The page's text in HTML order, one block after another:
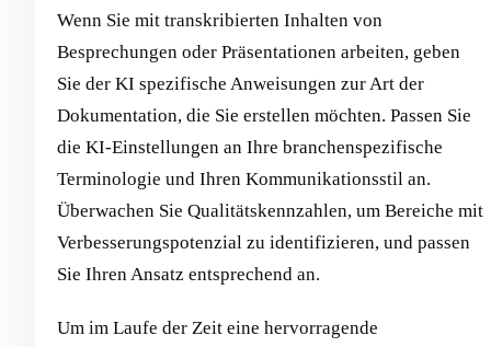
Wenn Sie mit transkribierten Inhalten von
Besprechungen oder Präsentationen arbeiten, geben
Sie der KI spezifische Anweisungen zur Art der
Dokumentation, die Sie erstellen möchten. Passen Sie
die KI-Einstellungen an Ihre branchenspezifische
Terminologie und Ihren Kommunikationsstil an.
Überwachen Sie Qualitätskennzahlen, um Bereiche mit
Verbesserungspotenzial zu identifizieren, und passen
Sie Ihren Ansatz entsprechend an.
Um im Laufe der Zeit eine hervorragende